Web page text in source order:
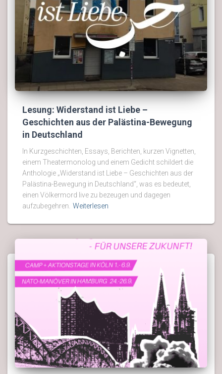
Lesung: Widerstand ist Liebe –
Geschichten aus der Palästina-Bewegung
in Deutschland
In Kurzgeschichten, Essays, Berichten, kurzen Vignetten,
einem Theatermonolog und einem Gedicht schildert die
Anthologie „Widerstand ist Liebe – Geschichten aus der
Palästina-Bewegung in Deutschland“, was es bedeutet,
einen Völkermord live zu bezeugen und dagegen
aufzubegehren. Weiterlesen